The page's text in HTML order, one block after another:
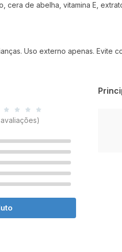
cera de abelha, vitamina E,
Uso externo apenas. Evite